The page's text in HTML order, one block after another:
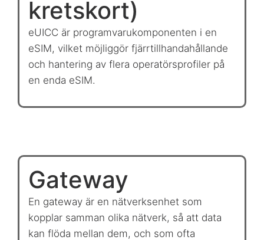
kretskort)
eUICC är programvarukomponenten i en
eSIM, vilket möjliggör fjärrtillhandahållande
och hantering av flera operatörsprofiler på
en enda eSIM.
Gateway
En gateway är en nätverksenhet som
kopplar samman olika nätverk, så att data
kan flöda mellan dem, och som ofta